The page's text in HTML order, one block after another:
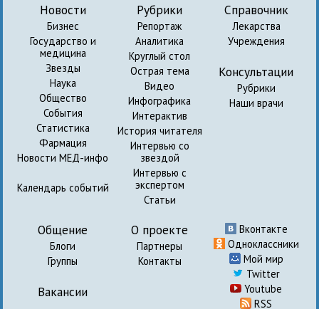
Новости
Бизнес
Государство и
медицина
Звезды
Наука
Общество
События
Статистика
Фармация
Новости МЕД-инфо
Календарь событий
Рубрики
Репортаж
Аналитика
Круглый стол
Острая тема
Видео
Инфографика
Интерактив
История читателя
Интервью со
звездой
Интервью с
экспертом
Статьи
Справочник
Лекарства
Учреждения
Консультации
Рубрики
Наши врачи
Общение
Блоги
Группы
Вакансии
О проекте
Партнеры
Контакты
Вконтакте
Одноклассники
Мой мир
Twitter
Youtube
RSS